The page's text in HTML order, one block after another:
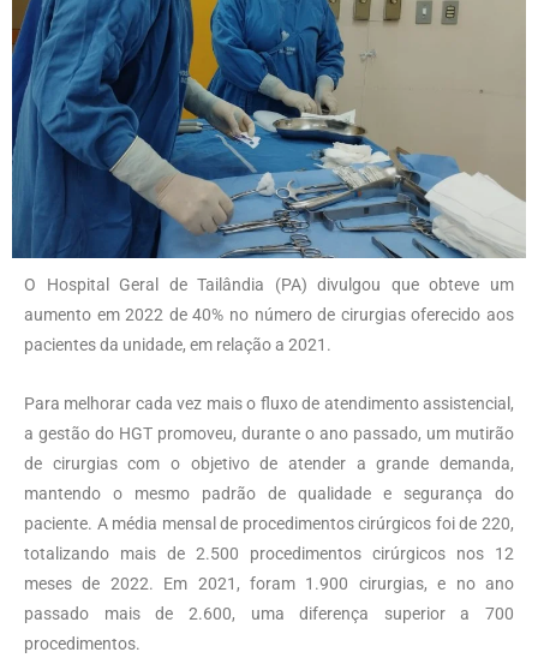
O Hospital Geral de Tailândia (PA) divulgou que obteve um
aumento em 2022 de 40% no número de cirurgias oferecido aos
pacientes da unidade, em relação a 2021.
Para melhorar cada vez mais o fluxo de atendimento assistencial,
a gestão do HGT promoveu, durante o ano passado, um mutirão
de cirurgias com o objetivo de atender a grande demanda,
mantendo o mesmo padrão de qualidade e segurança do
paciente. A média mensal de procedimentos cirúrgicos foi de 220,
totalizando mais de 2.500 procedimentos cirúrgicos nos 12
meses de 2022. Em 2021, foram 1.900 cirurgias, e no ano
passado mais de 2.600, uma diferença superior a 700
procedimentos.